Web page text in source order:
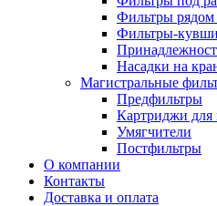
Фильтры рядом
Фильтры-
Насадки на
Магистральные
Предфильтры
Картриджи для
Умягчители
Постфильтры
О компании
Контакты
Доставка и оплата